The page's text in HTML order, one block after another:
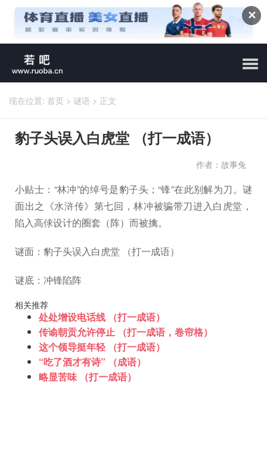
✕
现在位置: 首页 > 谜语 > 正文
豹子头误入白虎堂 （打一成语）
作者：故事兔
小贴士：“林冲”的绰号是豹子头；“锋”在此别解为刀。谜
面出之《水浒传》第七回，林冲被骗带刀进入白虎堂，
陷入高俅设计的圈套（阵）而被擒。
谜面：豹子头误入白虎堂 （打一成语）
谜底：冲锋陷阵
相关推荐
处处增设电话线 （打一成语）
传谕朝贡允许停止 （打一成语，卷帘格）
这个领导挺年轻 （打一成语）
“吃了酒才有诗” （成语）
略显苦味 （打一成语）